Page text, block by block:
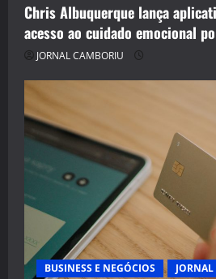
Chris Albuquerque lança
acesso ao cuidado emocional
JORNAL CAMBORIU
BUSINESS E NEGÓCIOS